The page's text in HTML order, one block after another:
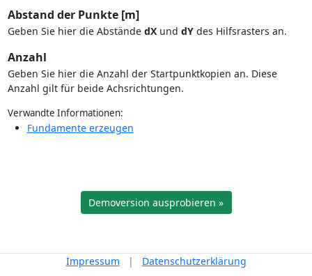
Abstand der Punkte [m]
Geben Sie hier die Abstände dXund dYdes Hilfsrasters an.
Anzahl
Geben Sie hier die Anzahl der Startpunktkopien an. Diese
Anzahl gilt für beide Achsrichtungen.
Verwandte Informationen:
Fundamente erzeugen
Demoversion ausprobieren »
Impressum | Datenschutzerklärung